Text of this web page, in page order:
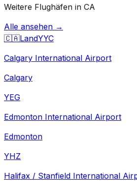
Weitere Flughäfen in CA
Alle ansehen →
🇨🇦LandYYC
Calgary International Airport
Calgary
YEG
Edmonton International Airport
Edmonton
YHZ
Halifax / Stanfield International